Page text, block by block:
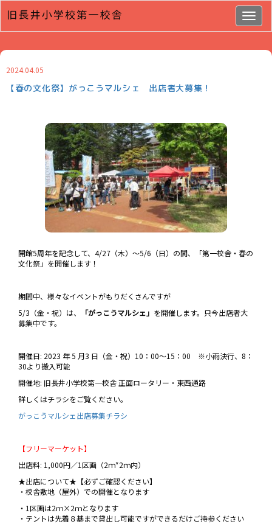
2024.04.05
【春の文化祭】がっこうマルシェ 出店者大募集！
開館5周年を記念して、4/27（木）～5/6（日）の間、「第一校舎・春の
文化祭」を開催します！
期間中、様々なイベントがもりだくさんですが
5/3（金・祝）は、
「がっこうマルシェ」 を開催します。只今出店者大
募集中です。
開催日: 2023 年 5 月3 日（金・祝）10：00～15：00 ※小雨決行、8：
30より搬入可能
開催地: 旧長井小学校第一校舎 正面ロータリー・東西通路
詳しくはチラシをご覧ください。
がっこうマルシェ出店募集チラシ
【フリーマーケット】
出店料: 1,000円／1区画（2ｍ*2ｍ内）
★出店について★【必ずご確認ください】
・校舎敷地（屋外）での開催となります
・1区画は2ｍ×2ｍとなります
・テントは先着８基まで貸出し可能ですができるだけご持参ください